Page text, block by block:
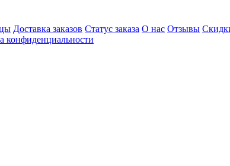
Доставка заказов Статус заказа О нас Отзывы
конфиденциальности